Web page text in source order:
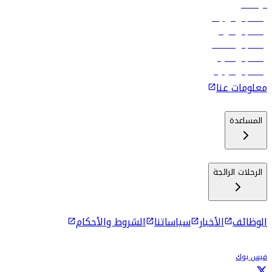
الوظائف
رحلات إلى تبيليسي
رحلات إلى الرياض
رحلات إلى مسقط
رحلات إلى ماليه
رحلات إلى كولومبو
معلومات عنا
المساعدة
الرحلات الرائجة
الوظائف الأخبار سياساتنا الشروط والأحكام
فيس بوك